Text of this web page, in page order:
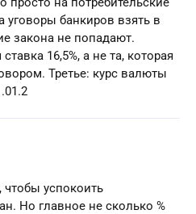
банкиров взять в
закона не попадают.
16,5%, а не та, которая
Третье: курс валюты
успокоить
Но главное не сколько %